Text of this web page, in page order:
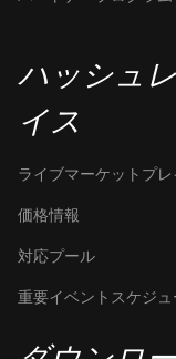
T17+
BITMAIN
Z11
BITMAIN
ハッシュ
イス
ライブマーケットプレ
価格情報
対応プール
重要イベントスケジ